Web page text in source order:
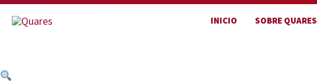
INICIO SOBRE QUARES